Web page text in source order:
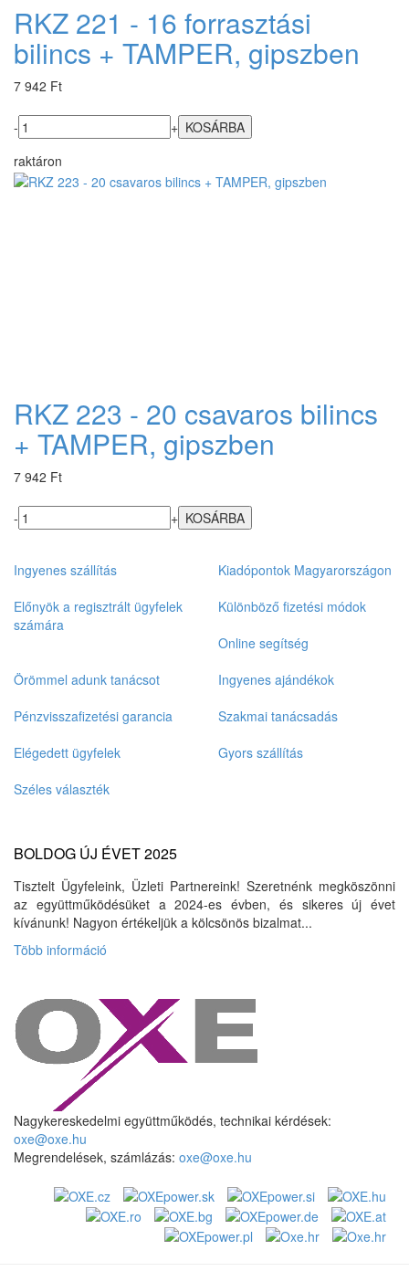
RKZ 221 - 16 forrasztási
bilincs + TAMPER, gipszben
7 942 Ft
-
+
raktáron
RKZ 223 - 20 csavaros bilincs
+ TAMPER, gipszben
7 942 Ft
- +
Ingyenes szállítás
Kiadópontok Magyarországon
Előnyök a regisztrált ügyfelek
számára
Különböző fizetési módok
Online segítség
Örömmel adunk tanácsot
Ingyenes ajándékok
Pénzvisszafizetési garancia
Szakmai tanácsadás
Elégedett ügyfelek
Gyors szállítás
Széles választék
BOLDOG ÚJ ÉVET 2025
Tisztelt Ügyfeleink, Üzleti Partnereink! Szeretnénk megköszönni
az együttműködésüket a 2024-es évben, és sikeres új évet
kívánunk! Nagyon értékeljük a kölcsönös bizalmat...
Több információ
Nagykereskedelmi együttműködés, technikai kérdések:
oxe@oxe.hu
Megrendelések, számlázás: oxe@oxe.hu